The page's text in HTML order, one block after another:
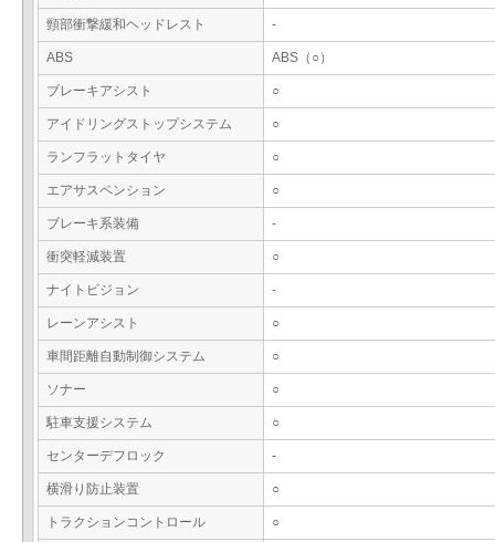
頸部衝撃緩和ヘッドレスト -
ABS ABS（○）
ブレーキアシスト ○
アイドリングストップシステム ○
ランフラットタイヤ ○
エアサスペンション ○
ブレーキ系装備 -
衝突軽減装置 ○
ナイトビジョン -
レーンアシスト ○
車間距離自動制御システム ○
ソナー ○
駐車支援システム ○
センターデフロック -
横滑り防止装置 ○
トラクションコントロール ○